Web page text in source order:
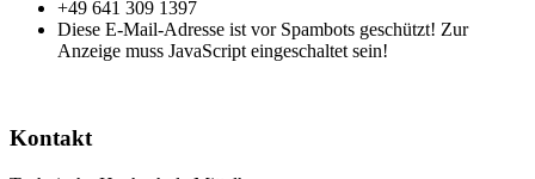
+49 641 309 1397
Diese E-Mail-Adresse ist vor Spambots geschützt! Zur
Anzeige muss JavaScript eingeschaltet sein!
Kontakt